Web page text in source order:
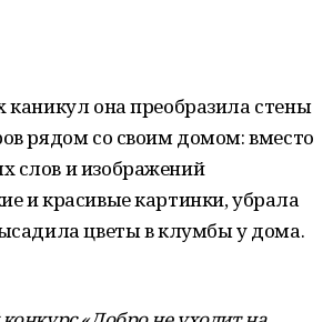
каникул она преобразила стены
рядом со своим домом: вместо
слов и изображений
и красивые картинки, убрала
цветы в клумбы у дома.